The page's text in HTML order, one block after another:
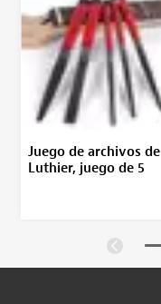
Juego de archivos de
Luthier, juego de 5